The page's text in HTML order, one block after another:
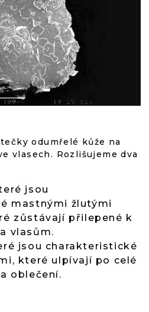
odumřelé kůže na
vlasech. Rozlišujeme dva
jsou
mastnými žlutými
zůstávají přilepené k
vlasům.
jsou charakteristické
které ulpívají po celé
oblečení.